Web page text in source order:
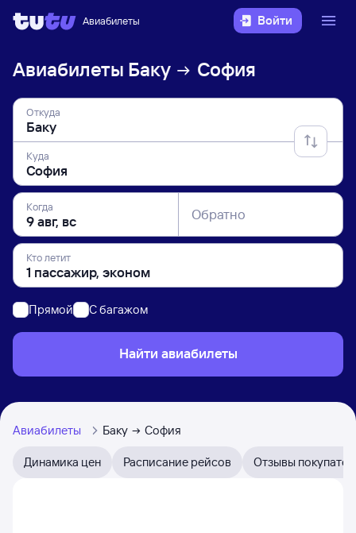
Авиабилеты Войти
Авиабилеты Баку София
Откуда
Куда
Когда Обратно
Кто летит
Прямой C багажом
Найти авиабилеты
Авиабилеты Баку София
Динамика цен Расписание рейсов Отзывы